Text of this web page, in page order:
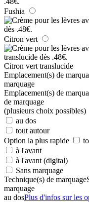
Fushia
Citron vert
Citron vert translucide
Emplacement(s) de
marquage
Emplacement(s) de
de marquage
(plusieurs choix possibles)
au dos
tout autour
Option la plus rapide
à l'avant
à l'avant (digital)
Sans marquage
Technique(s) de marquage
marquage
au dosPlus d'infos sur les